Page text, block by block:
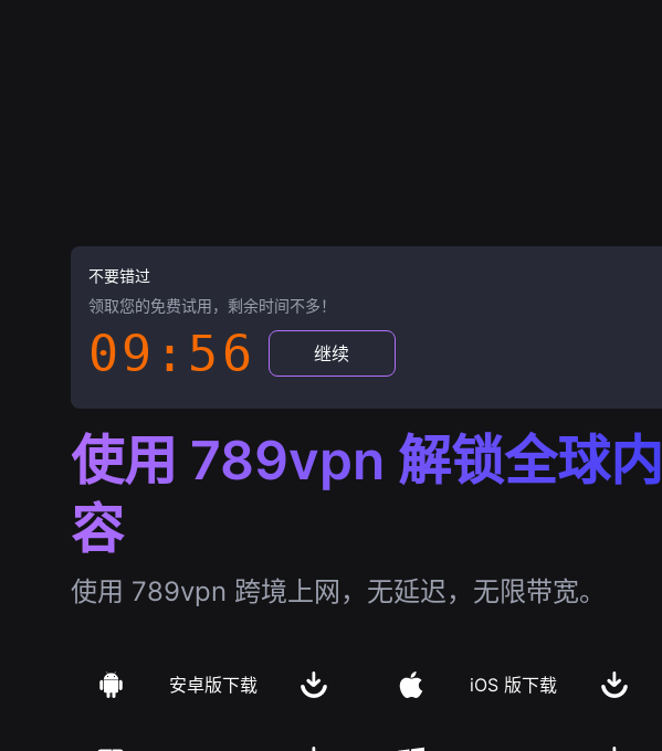
不要错过
领取您的免费试用，剩余时间不多！
09:55 继续
使用 789vpn 解锁全球内
容
使用 789vpn 跨境上网，无延迟，无限带宽。
安卓版下载 iOS 版下载